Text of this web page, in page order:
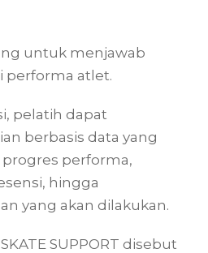
untuk menjawab
performa atlet.
pelatih dapat
berbasis data yang
performa,
hingga
yang akan dilakukan.
SUPPORT disebut